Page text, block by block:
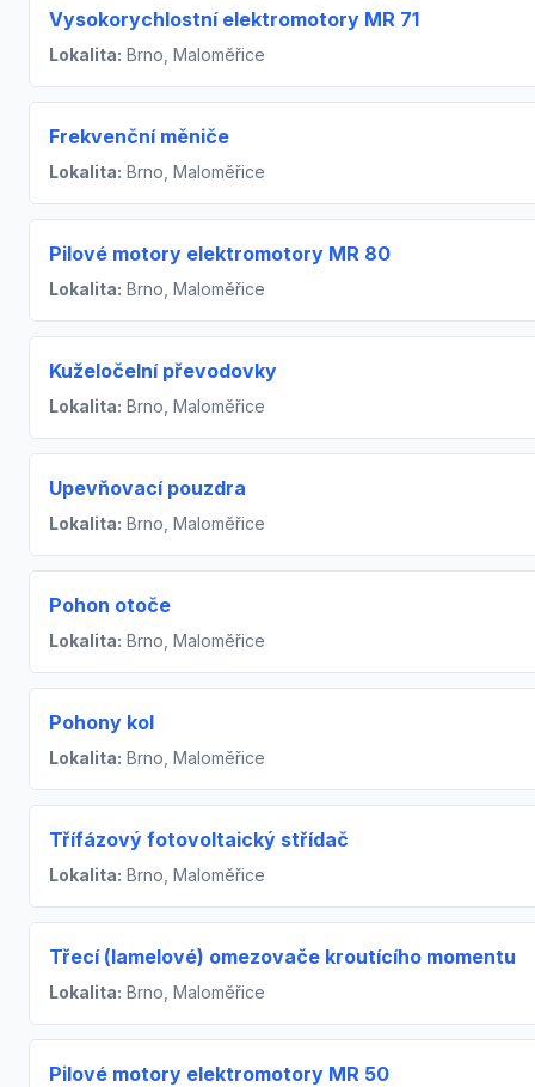
Vysokorychlostní elektromotory MR 71
Lokalita: Brno, Maloměřice
Frekvenční měniče
Lokalita: Brno, Maloměřice
Pilové motory elektromotory MR 80
Lokalita: Brno, Maloměřice
Kuželočelní převodovky
Lokalita: Brno, Maloměřice
Upevňovací pouzdra
Lokalita: Brno, Maloměřice
Pohon otoče
Lokalita: Brno, Maloměřice
Pohony kol
Lokalita: Brno, Maloměřice
Třífázový fotovoltaický střídač
Lokalita: Brno, Maloměřice
Třecí (lamelové) omezovače kroutícího momentu
Lokalita: Brno, Maloměřice
Pilové motory elektromotory MR 50